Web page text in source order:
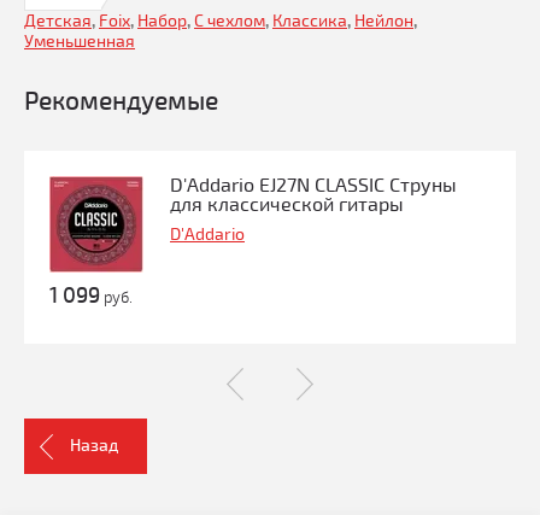
Детская, Foix, Набор,С чехлом, Классика, Нейлон,
Уменьшенная
Рекомендуемые
D'Addario EJ27N CLASSIC Струны
для классической гитары
D'Addario
1 099 руб.
Назад